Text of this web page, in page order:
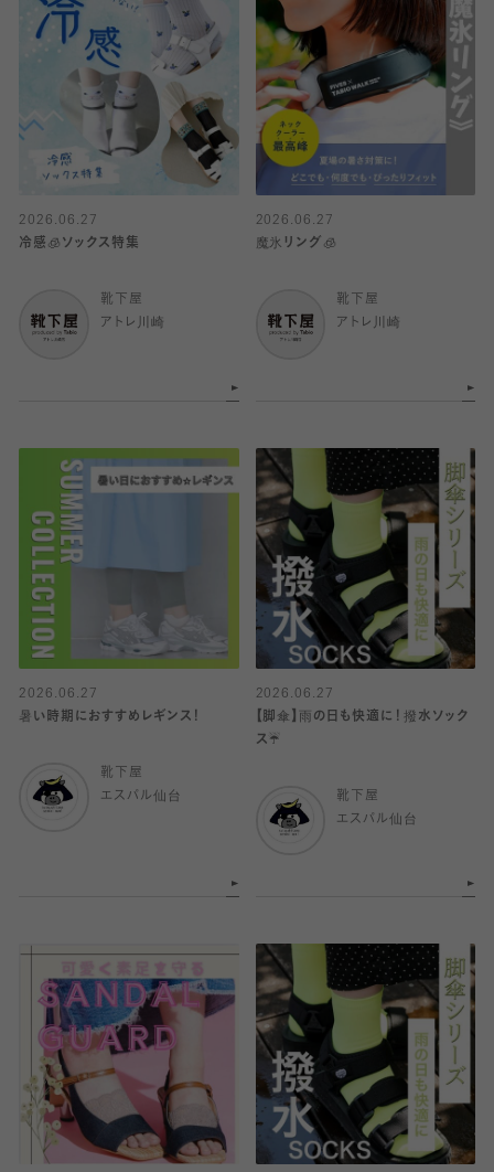
2026.06.27
冷感🧊ソックス特集
靴下屋
アトレ川崎
2026.06.27
魔氷リング🧊
靴下屋
アトレ川崎
2026.06.27
暑い時期におすすめレギンス！
靴下屋
エスパル仙台
2026.06.27
【脚傘】雨の日も快適に！撥水ソック
ス☔️
靴下屋
エスパル仙台